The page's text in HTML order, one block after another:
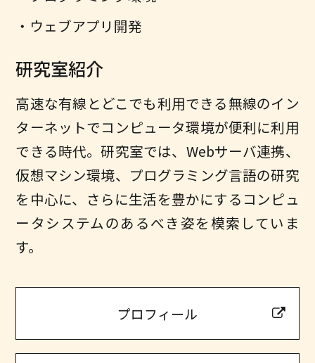
ウェブアプリ開発
研究室紹介
高速な有線とどこでも利用できる無線のイン
ターネットでコンピュータ環境が便利に利用
できる時代。研究室では、Webサーバ連携、
仮想マシン環境、プログラミング言語の研究
を中心に、さらに生活を豊かにするコンピュ
ータシステムのあるべき姿を模索していま
す。
プロフィール